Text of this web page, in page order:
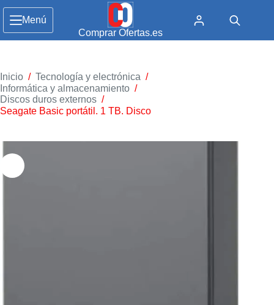
Menú
Comprar Ofertas.es
Inicio / Tecnología y electrónica /
Informática y almacenamiento /
Discos duros externos /
Seagate Basic portátil. 1 TB. Disco